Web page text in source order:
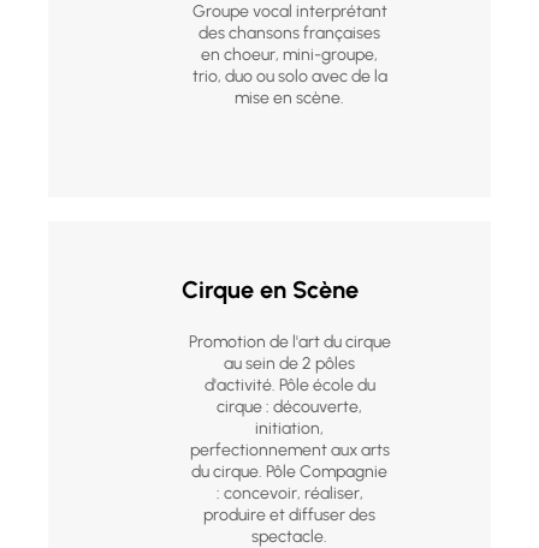
Groupe vocal interprétant
des chansons françaises
en choeur, mini-groupe,
trio, duo ou solo avec de la
mise en scène.
Cirque en Scène
Promotion de l'art du cirque
au sein de 2 pôles
d'activité. Pôle école du
cirque : découverte,
initiation,
perfectionnement aux arts
du cirque. Pôle Compagnie
: concevoir, réaliser,
produire et diffuser des
spectacle.